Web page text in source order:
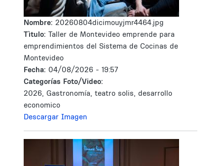
Nombre: 20260804dicimouyjmr4464.jpg
Tìtulo: Taller de Montevideo emprende para
emprendimientos del Sistema de Cocinas de
Montevideo
Fecha: 04/08/2026 - 19:57
Categorías Foto/Video:
2026, Gastronomía, teatro solis, desarrollo
economico
Descargar Imagen